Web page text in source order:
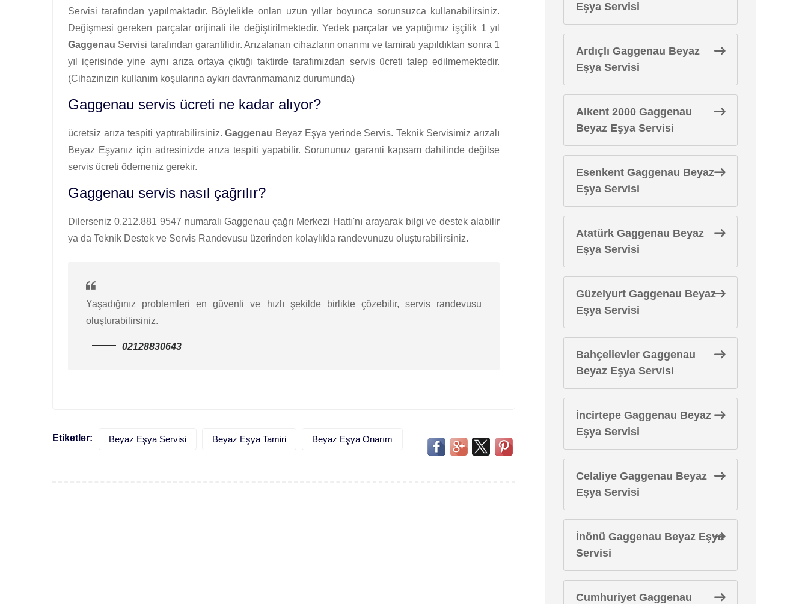
Servisi tarafından yapılmaktadır. Böylelikle onları uzun yıllar boyunca sorunsuzca kullanabilirsiniz.
Değişmesi gereken parçalar orijinali ile değiştirilmektedir. Yedek parçalar ve yaptığımız işçilik 1 yıl
Gaggenau Servisi tarafından garantilidir. Arızalanan cihazların onarımı ve tamiratı yapıldıktan sonra 1
yıl içerisinde yine aynı arıza ortaya çıktığı taktirde tarafımızdan servis ücreti talep edilmemektedir.
(Cihazınızın kullanım koşularına aykırı davranmamanız durumunda)
Gaggenau servis ücreti ne kadar alıyor?
ücretsiz arıza tespiti yaptırabilirsiniz.Gaggenau Beyaz Eşya yerinde Servis. Teknik Servisimiz arızalı
Beyaz Eşyanız için adresinizde arıza tespiti yapabilir. Sorununuz garanti kapsam dahilinde değilse
servis ücreti ödemeniz gerekir.
Gaggenau servis nasıl çağrılır?
Dilerseniz 0.212.881 9547 numaralı Gaggenau çağrı Merkezi Hattı'nı arayarak bilgi ve destek alabilir
ya da Teknik Destek ve Servis Randevusu üzerinden kolaylıkla randevunuzu oluşturabilirsiniz.
Yaşadığınız problemleri en güvenli ve hızlı şekilde birlikte çözebilir, servis randevusu
oluşturabilirsiniz.
02128830643
Etiketler: Beyaz Eşya Servisi Beyaz Eşya Tamiri Beyaz Eşya Onarım
Eşya Servisi
Ardıçlı Gaggenau Beyaz
Eşya Servisi
Alkent 2000 Gaggenau
Beyaz Eşya Servisi
Esenkent Gaggenau Beyaz
Eşya Servisi
Atatürk Gaggenau Beyaz
Eşya Servisi
Güzelyurt Gaggenau Beyaz
Eşya Servisi
Bahçelievler Gaggenau
Beyaz Eşya Servisi
İncirtepe Gaggenau Beyaz
Eşya Servisi
Celaliye Gaggenau Beyaz
Eşya Servisi
İnönü Gaggenau Beyaz Eşya
Servisi
Cumhuriyet Gaggenau